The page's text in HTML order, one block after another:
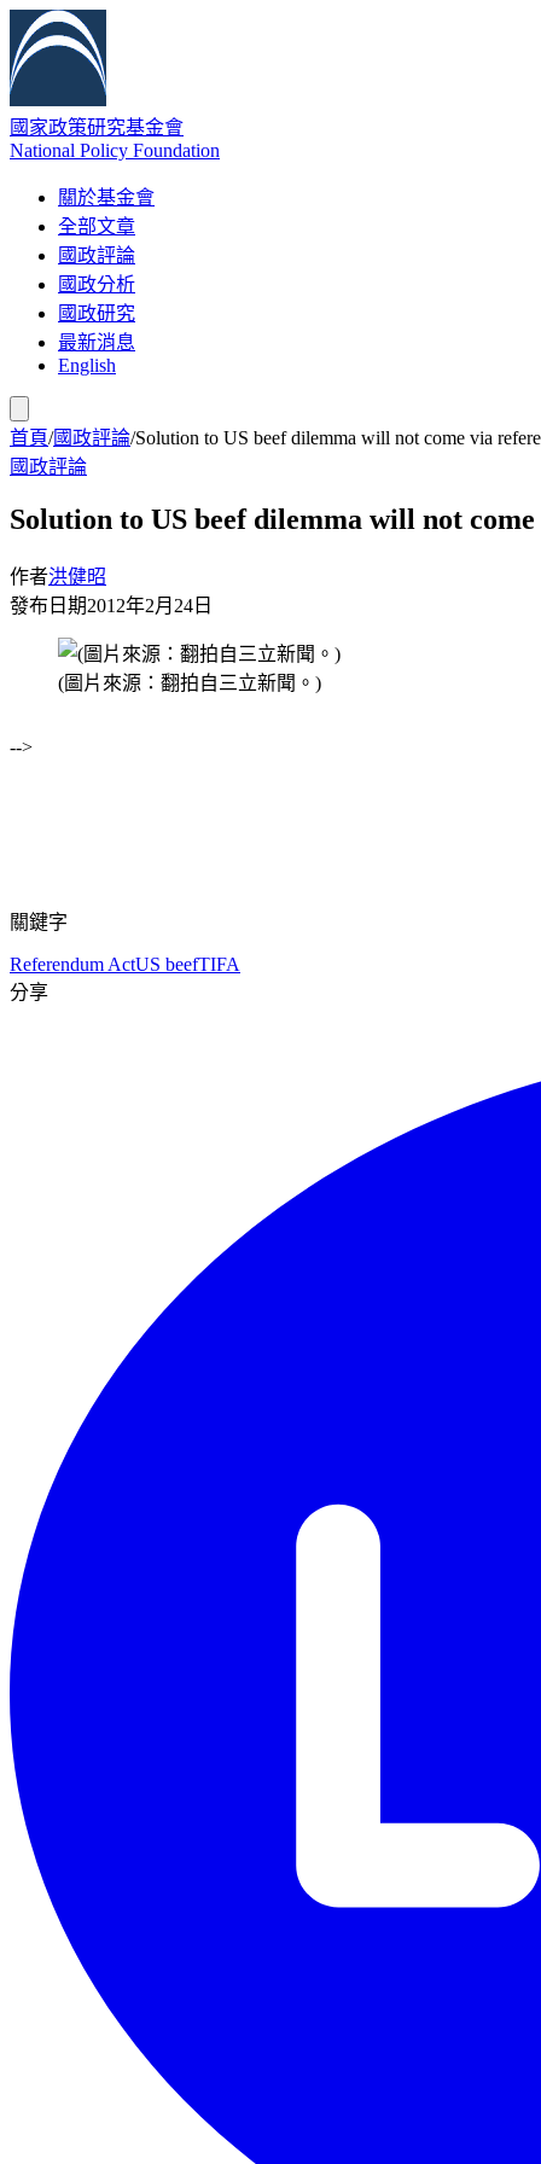
國家政策研究基金會
National Policy Foundation
關於基金會
全部文章
國政評論
國政分析
國政研究
最新消息
English
首頁/國政評論/Solution to US beef dilemma will not come via
國政評論
Solution to US beef dilemma will not
作者洪健昭
發布日期2012年2月24日
(圖片來源：翻拍自三立新聞。)
-->
關鍵字
Referendum ActUS beefTIFA
分享